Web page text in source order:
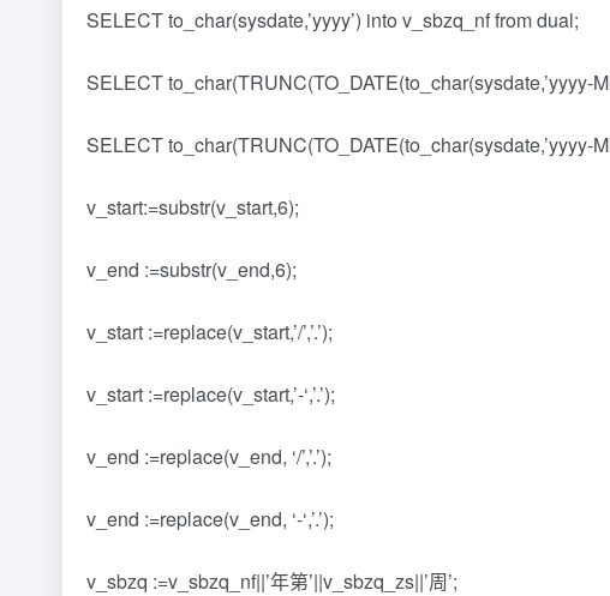
SELECT to_char(sysdate,’yyyy’) into v_sbzq_nf from dual;
SELECT to_char(TRUNC(TO_DATE(to_char(sysdate,’yyyy-
SELECT to_char(TRUNC(TO_DATE(to_char(sysdate,’yyyy-
v_start:=substr(v_start,6);
v_end :=substr(v_end,6);
v_start :=replace(v_start,’/’,’.’);
v_start :=replace(v_start,’-‘,’.’);
v_end :=replace(v_end, ‘/’,’.’);
v_end :=replace(v_end, ‘-‘,’.’);
v_sbzq :=v_sbzq_nf||’年第’||v_sbzq_zs||’周’;